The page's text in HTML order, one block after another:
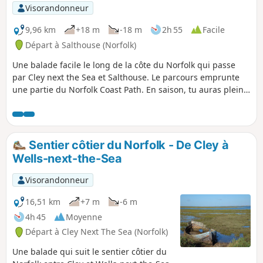
paysages variés.
Visorandonneur
9,96 km
+18 m -18 m 2h 55
Facile
Départ à Salthouse (Norfolk)
Une balade facile le long de la côte du Norfolk qui passe
par Cley next the Sea et Salthouse. Le parcours emprunte
une partie du Norfolk Coast Path. En saison, tu auras plein
Sentier côtier du Norfolk - De Cley à
Wells-next-the-Sea
Visorandonneur
16,51 km
+7 m
-6 m
4h 45
Moyenne
Départ à Cley Next The Sea (Norfolk)
Une balade qui suit le sentier côtier du